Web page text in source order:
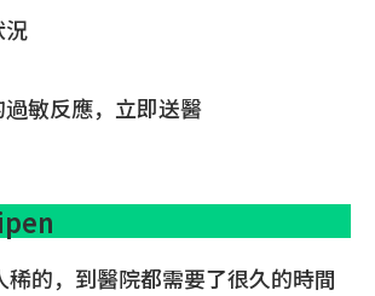
況
敏反應，立即送醫
稀的，到醫院都需要了很久的時間